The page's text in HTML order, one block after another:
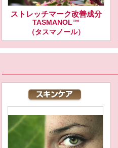
ストレッチマーク改善成分
TASMANOL™
（タスマノール）